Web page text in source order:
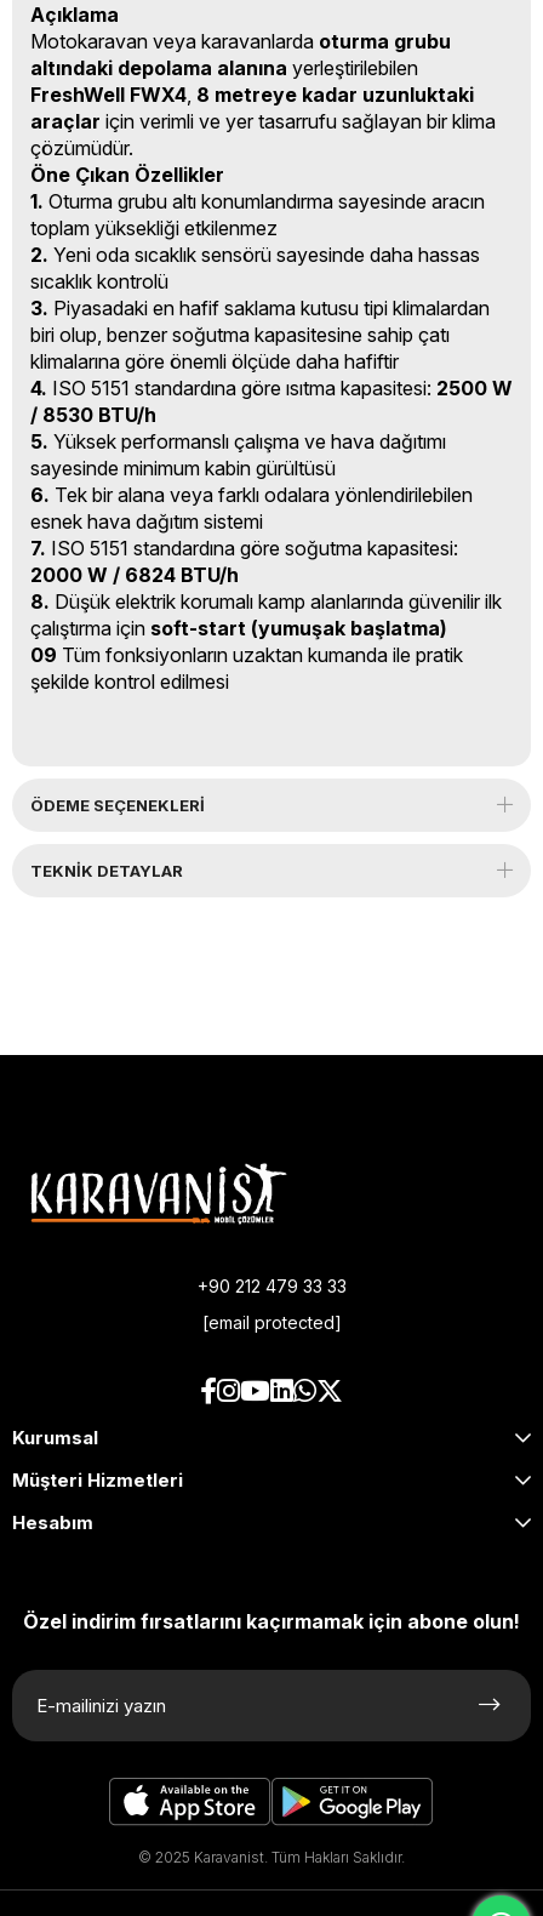
Açıklama
Motokaravan veya karavanlarda oturma grubu
altındaki depolama alanına yerleştirilebilen
FreshWell FWX4 8 metreye kadar uzunluktaki
araçlar için verimli ve yer tasarrufu sağlayan bir klima
çözümüdür.
Öne Çıkan Özellikler
1. Oturma grubu altı konumlandırma sayesinde aracın
toplam yüksekliği etkilenmez
2. Yeni oda sıcaklık sensörü sayesinde daha hassas
sıcaklık kontrolü
3. Piyasadaki en hafif saklama kutusu tipi klimalardan
biri olup, benzer soğutma kapasitesine sahip çatı
klimalarına göre önemli ölçüde daha hafiftir
4. ISO 5151 standardına göre ısıtma kapasitesi: 2500 W
/ 8530 BTU/h
5. Yüksek performanslı çalışma ve hava dağıtımı
sayesinde minimum kabin gürültüsü
6. Tek bir alana veya farklı odalara yönlendirilebilen
esnek hava dağıtım sistemi
7. ISO 5151 standardına göre soğutma kapasitesi:
2000 W / 6824 BTU/h
8. Düşük elektrik korumalı kamp alanlarında güvenilir ilk
çalıştırma için soft-start (yumuşak başlatma)
09 Tüm fonksiyonların uzaktan kumanda ile pratik
şekilde kontrol edilmesi
ÖDEME SEÇENEKLERI
TEKNIK DETAYLAR
+90 212 479 33 33
[email protected]
Kurumsal
Müşteri Hizmetleri
Hesabım
Özel indirim fırsatlarını kaçırmamak için abone olun!
© 2025 Karavanist. Tüm Hakları Saklıdır.